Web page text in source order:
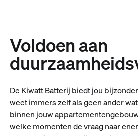
Voldoen aan
De Kiwatt Batterij biedt jou
weet immers zelf als geen ander
binnen jouw
welke momenten de vraag naar